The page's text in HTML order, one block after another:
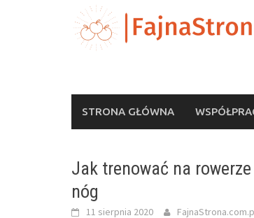
STRONA GŁÓWNA
Jak trenować na
nóg
11 sierpnia 2020